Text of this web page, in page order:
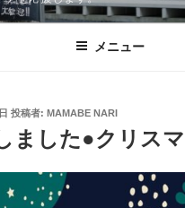
メニュー
投稿者: MAMABE NARI
ました●クリス